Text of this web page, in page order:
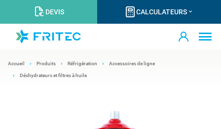
DEVIS CALCULATEURS
Accueil Produits Réfrigération Accessoires de ligne
Déshydrateurs et filtres à huile